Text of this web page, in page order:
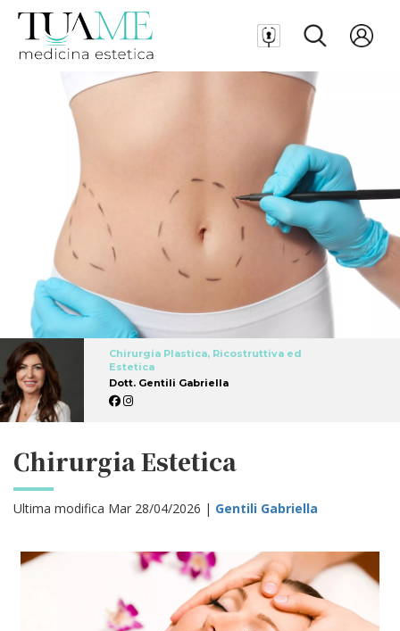
Chirurgia Plastica, Ricostruttiva ed
Estetica
Dott. Gentili Gabriella
Chirurgia Estetica
Ultima modifica Mar 28/04/2026 | Gentili Gabriella